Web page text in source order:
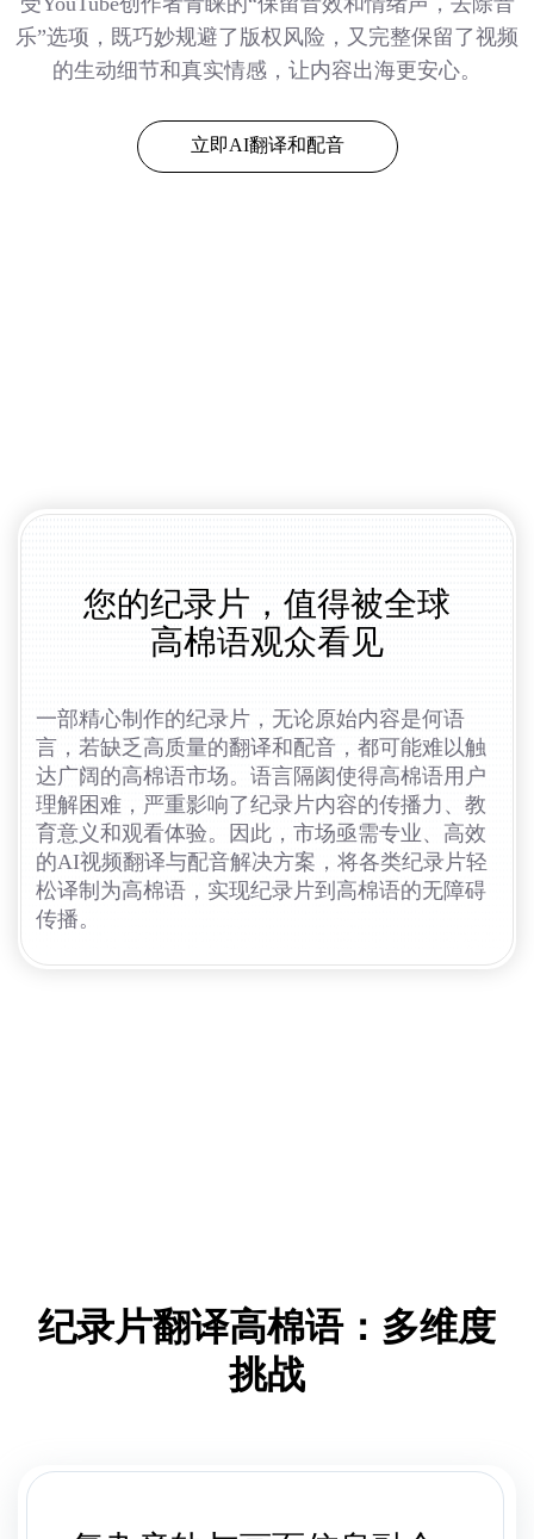
乐”选项，既巧妙规避了版权风险，又完整保留了视频
的生动细节和真实情感，让内容出海更安心。
立即AI翻译和配音
您的纪录片，值得被全球
高棉语观众看见
一部精心制作的纪录片，无论原始内容是何语
言，若缺乏高质量的翻译和配音，都可能难以触
达广阔的高棉语市场。语言隔阂使得高棉语用户
理解困难，严重影响了纪录片内容的传播力、教
育意义和观看体验。因此，市场亟需专业、高效
的AI视频翻译与配音解决方案，将各类纪录片轻
松译制为高棉语，实现纪录片到高棉语的无障碍
传播。
纪录片翻译高棉语：多维度
挑战